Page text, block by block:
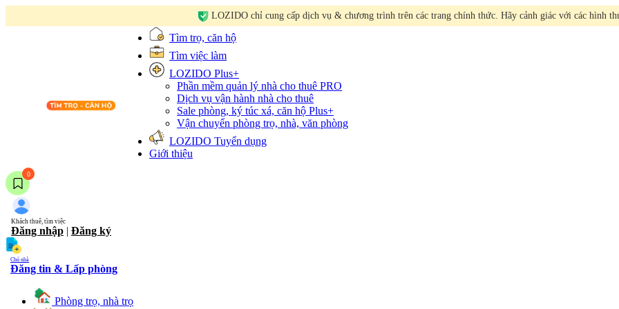
LOZIDO chỉ cung cấp dịch vụ & chương trình trên các trang chính thức. Hãy cảnh giác với các hình
Tìm trọ, căn hộ
Tìm việc làm
LOZIDO Plus+
Phần mềm quản lý nhà cho thuêPRO
Dịch vụ vận hành nhà cho thuê
Sale phòng, ký túc xá, căn hộPlus+
Vận chuyển phòng trọ, nhà, văn phòng
LOZIDO Tuyển dụng
Giới thiệu
0
Khách thuê, tìm việc
Đăng nhập | Đăng ký
Chủ nhà
Đăng tin & Lấp phòng
Phòng trọ, nhà trọ